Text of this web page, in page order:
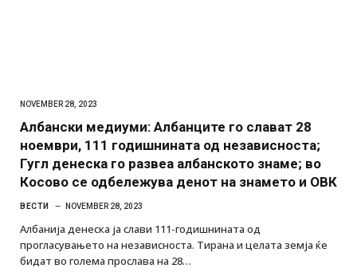
NOVEMBER 28, 2023
Албански медиуми: Албанците го слават 28
ноември, 111 годишнината од независноста;
Гугл денеска го развеа албанското знаме; во
Косово се одбележува денот на знамето и ОВК
ВЕСТИ NOVEMBER 28, 2023
Албанија денеска ја слави 111-годишнината од
прогласувањето на независноста. Тирана и целата земја ќе
бидат во голема прослава на 28…